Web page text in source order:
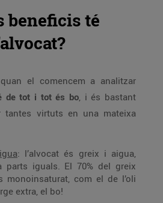
beneficis té
el comencem a analitzar
de tot i tot és bo, i és bastant
tantes virtuts en una mateixa
: l’alvocat és greix i aigua,
parts iguals. El 70% del greix
monoinsaturat, com el de l’oli
extra, el bo!